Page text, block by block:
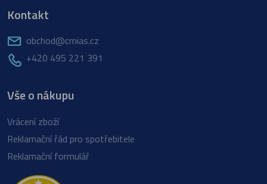
Kontakt
obchod@cmias.cz
+420 495 221 391
Vše o nákupu
Vrácení zboží
Reklamační řád pro spotřebitele
Reklamační formulář